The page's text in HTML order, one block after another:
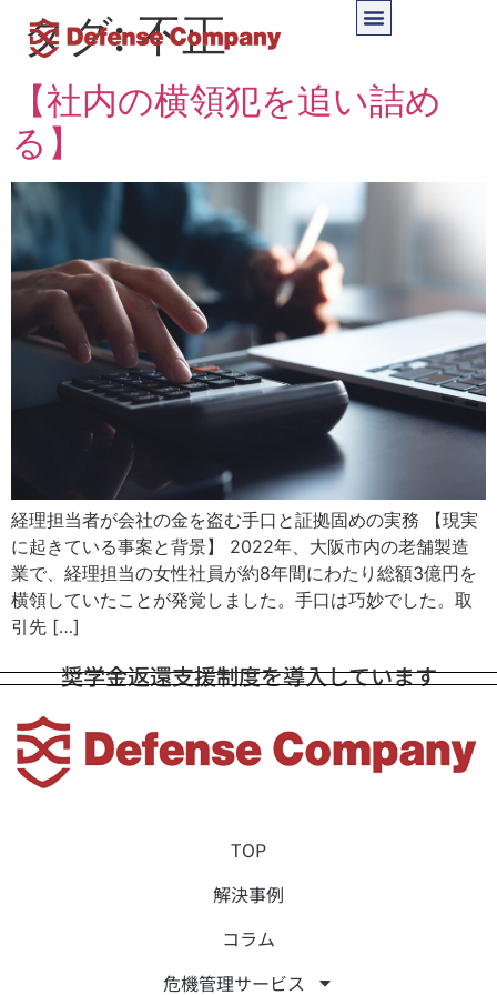
タグ:不正
【社内の横領犯を追い詰め
る】
経理担当者が会社の金を盗む手口と証拠固めの実務 【現実
に起きている事案と背景】 2022年、大阪市内の老舗製造
業で、経理担当の女性社員が約8年間にわたり総額3億円を
横領していたことが発覚しました。手口は巧妙でした。取
引先 […]
奨学金返還支援制度を導入しています
TOP
解決事例
コラム
危機管理サービス